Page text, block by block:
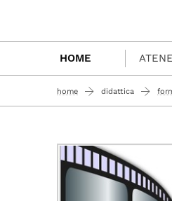
HOME
home didattica